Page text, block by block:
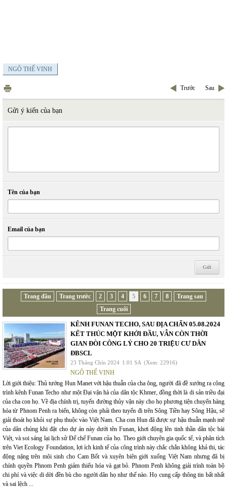
NGÔ THẾ VINH
Trước Sau
Gửi ý kiến của bạn
Tên của bạn
Email của bạn
Trang đầu Trang trước 2 3 4 5 6 7 8
Trang sau
Trang cuối
KÊNH FUNAN TECHO, SAU ĐỊA CHẤN 05.08.2024
KẾT THÚC MỘT KHỞI ĐẦU, VẪN CÒN THỜI
GIAN ĐÒI CÔNG LÝ CHO 20 TRIỆU CƯ DÂN
ĐBSCL
23 Tháng Chín 2024 1:01 SA (Xem: 22916)
NGÔ THẾ VINH
Lời giới thiệu: Thủ tướng Hun Manet với hậu thuẫn của cha ông, người đã đề xướng ra công
trình kênh Funan Techo như một Đại vận hà của dân tộc Khmer, đồng thời là di sản triều đại
của cha con họ. Về địa chính trị, tuyến đường thủy vận này cho họ phương tiện chuyển hàng
hóa từ Phnom Penh ra biển, không còn phải theo tuyến đi trên Sông Tiền hay Sông Hậu, sẽ
giải thoát họ khỏi sự phụ thuộc vào Việt Nam. Cha con Hun đã được sự hậu thuẫn mạnh mẽ
của dân chúng khi đặt cho dự án này dưới tên Funan, khơi động lên tinh thần dân tộc bài
Việt, và soi sáng lại lịch sử Đế chế Funan của họ. Theo giới chuyên gia quốc tế, và phân tích
trên Viet Ecology Foundation, lợi ích kinh tế của công trình này chắc chắn không khả thi, tác
động nặng trên môi sinh cho Cam Bốt và xuyên biên giới xuống Việt Nam nhưng đã bị
chính quyền Phnom Penh giảm thiểu hóa và gạt bỏ. Phnom Penh không giải trình toàn bộ
chi phí và việc di dời đền bù cho người dân họ như thế nào. Họ cung cấp thông tin bất nhất
và sai lệch ...